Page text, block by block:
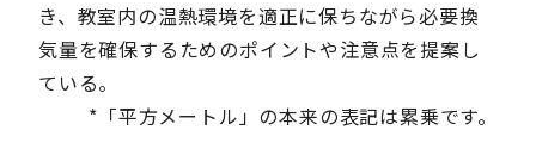
き、教室内の温熱環境を適正に保ちながら必要換
気量を確保するためのポイントや注意点を提案し
ている。
*「平方メートル」の本来の表記は累乗です。